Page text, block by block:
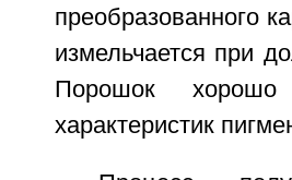
преобразованного
измельчается при
Порошок хорошо
характеристик